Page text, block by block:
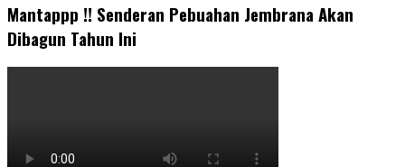
Mantappp !! Senderan Pebuahan Jembrana Akan
Dibagun Tahun Ini